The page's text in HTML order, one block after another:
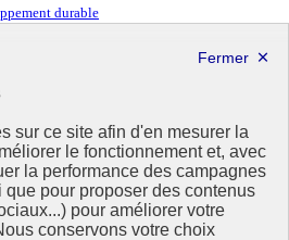
sur ce site afin d'en mesurer la
le fonctionnement et, avec
la performance des campagnes
pour proposer des contenus
pour améliorer votre
conservons votre choix
durable